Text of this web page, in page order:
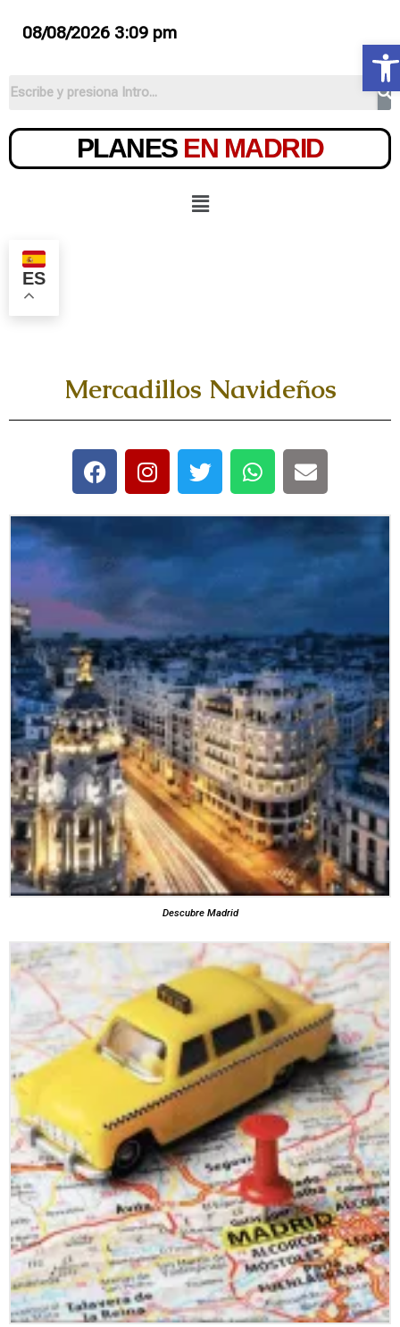
08/08/2026 3:09 pm
PLANES EN MADRID
ES
Mercadillos Navideños
Descubre Madrid